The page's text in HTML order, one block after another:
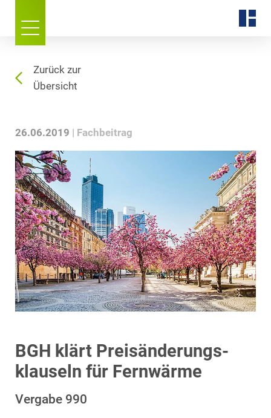
Zurück zur
Übersicht
26.06.2019 Fachbeitrag
BGH klärt Preisänderungs-
klauseln für Fernwärme
Vergabe 990